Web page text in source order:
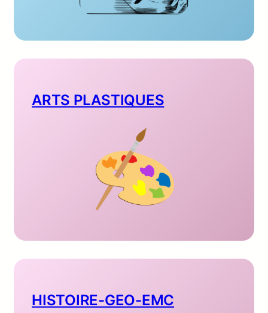
ARTS PLASTIQUES
HISTOIRE-GEO-EMC